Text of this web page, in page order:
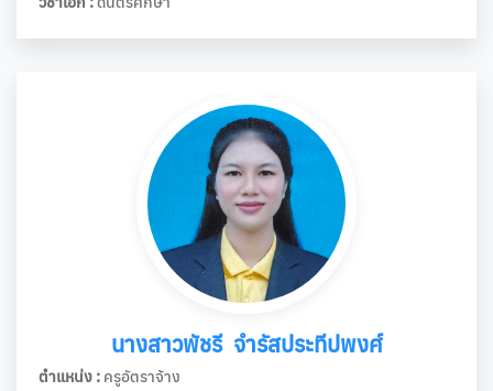
นางสาวพัชรี จำรัสประทีปพงศ์
ตำแหน่ง : ครูอัตราจ้าง